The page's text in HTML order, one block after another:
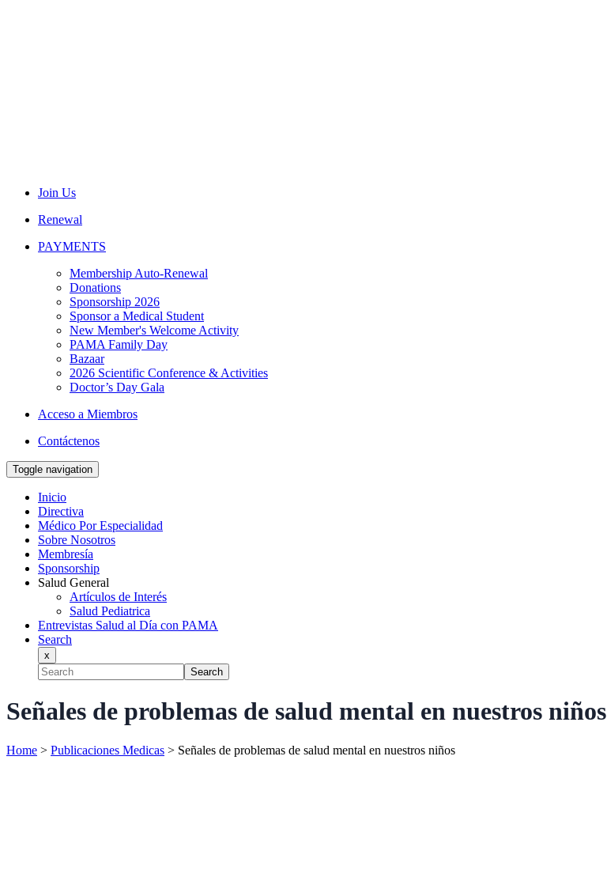
Join Us
Renewal
PAYMENTS
Membership Auto-Renewal
Donations
Sponsorship 2026
Sponsor a Medical Student
New Member's Welcome Activity
PAMA Family Day
Bazaar
2026 Scientific Conference & Activities
Doctor’s Day Gala
Acceso a Miembros
Contáctenos
Toggle navigation
Inicio
Directiva
Médico Por Especialidad
Sobre Nosotros
Membresía
Sponsorship
Salud General
Artículos de Interés
Salud Pediatrica
Entrevistas Salud al Día con PAMA
Search
x
Search
Señales de problemas de salud mental en nuestros niños
Home > Publicaciones Medicas > Señales de problemas de salud mental en nuestros niños